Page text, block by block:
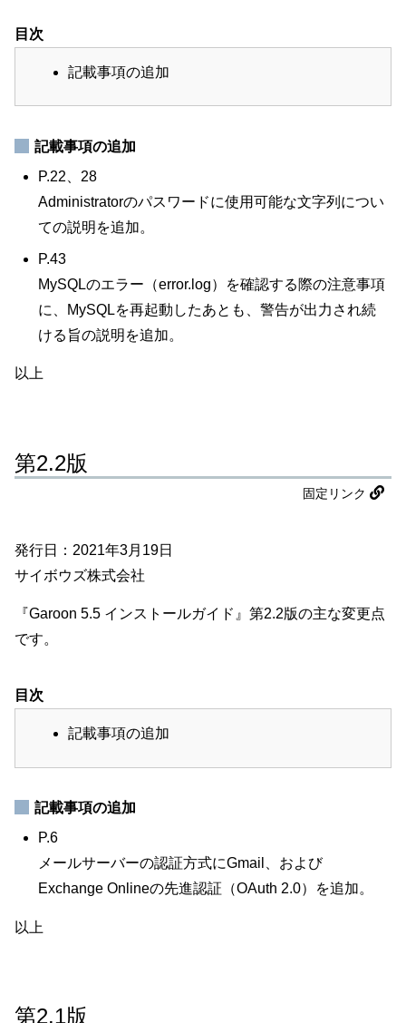
目次
記載事項の追加
記載事項の追加
P.22、28
Administratorのパスワードに使用可能な文字列につい
ての説明を追加。
P.43
MySQLのエラー（error.log）を確認する際の注意事項
に、MySQLを再起動したあとも、警告が出力され続
ける旨の説明を追加。
以上
第2.2版
固定リンク
発行日：2021年3月19日
サイボウズ株式会社
『Garoon 5.5 インストールガイド』第2.2版の主な変更点
です。
目次
記載事項の追加
記載事項の追加
P.6
メールサーバーの認証方式にGmail、および
Exchange Onlineの先進認証（OAuth 2.0）を追加。
以上
第2.1版